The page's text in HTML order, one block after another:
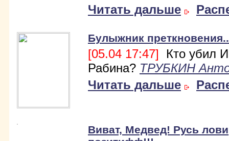
Читать дальше
Булыжник
[05.04 17:47] Кто убил
Рабина? ТРУБКИН
Читать дальше
Виват, Медвед! Русь лови